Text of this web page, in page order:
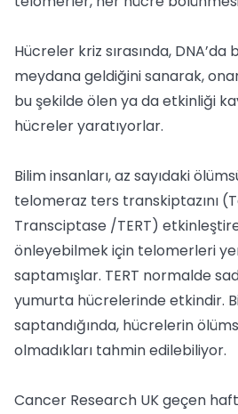
Hücreler kriz sırasında, DNA’da
meydana geldiğini sanarak,
bu şekilde ölen ya da etkinliği
hücreler yaratıyorlar.
Bilim insanları, az sayıdaki
telomeraz ters transkiptazını
Transciptase /TERT)
önleyebilmek için telomerleri
saptamışlar. TERT normalde
yumurta hücrelerinde etkindir.
saptandığında, hücrelerin
olmadıkları tahmin edilebiliyor.
Cancer Research UK geçen